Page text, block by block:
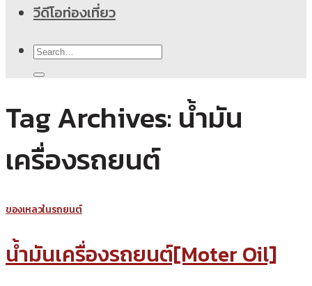
วีดีโอท่องเที่ยว
Tag Archives: น้ำมัน
เครื่องรถยนต์
ของเหลวในรถยนต์
น้ำมันเครื่องรถยนต์[Moter Oil]